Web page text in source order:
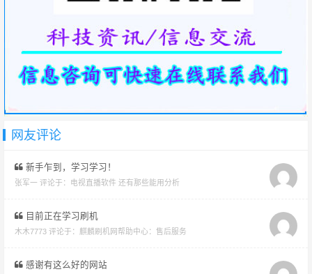
网友评论
新手乍到，学习学习！
张军一 评论于： 电视直播软件 还有那些能用分析
目前正在学习刷机
木木7773 评论于： 麒麟刷机网帮助中心：售后服务
感谢有这么好的网站